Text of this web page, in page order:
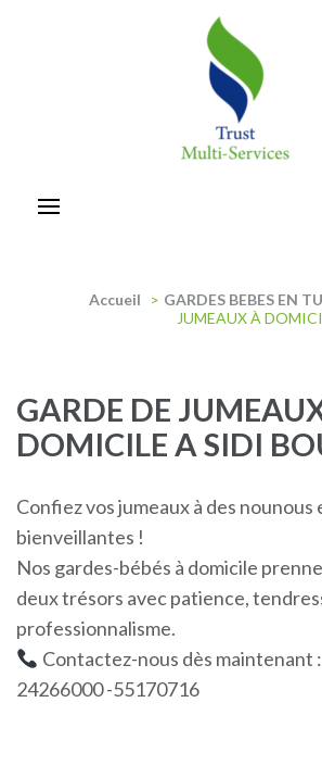
Accueil > GARDES BEBES EN
JUMEAUX À
GARDE DE
DOMICILE A SIDI
Confiez vos jumeaux à des
bienveillantes !
Nos gardes-bébés à domicile
deux trésors avec patience,
professionnalisme.
Contactez-nous dès maintenant
24266000 -55170716